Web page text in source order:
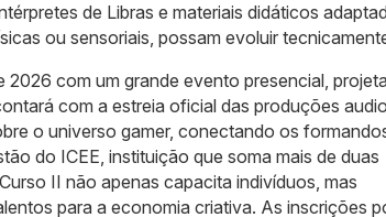
de Libras e materiais didáticos
ou sensoriais, possam evoluir
com um grande evento presencial,
com a estreia oficial das produções
o universo gamer, conectando os
do ICEE, instituição que soma mais de duas
II não apenas capacita indivíduos, mas
para a economia criativa. As inscrições